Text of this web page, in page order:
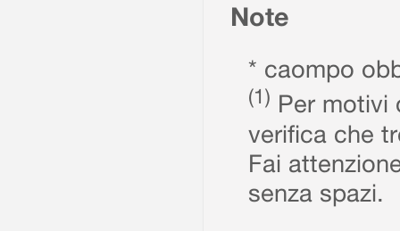
Note
* caompo
(1) Per motivi
verifica che
Fai
senza spazi.